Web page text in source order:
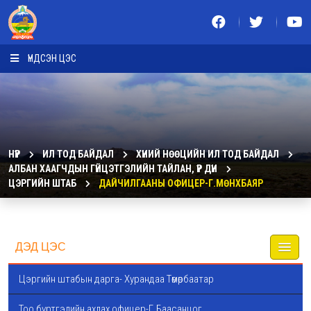
ҮНДСЭН ЦЭС
НҮҮР ИЛ ТОД БАЙДАЛ
ХҮНИЙ НӨӨЦИЙН ИЛ ТОД БАЙДАЛ
АЛБАН ХААГЧДЫН ГҮЙЦЭТГЭЛИЙН ТАЙЛАН, ҮР ДҮН
ЦЭРГИЙН ШТАБ
ДАЙЧИЛГААНЫ ОФИЦЕР-Г.МӨНХБАЯР
ДЭД ЦЭС
Цэргийн штабын дарга- Хурандаа Төмөрбаатар